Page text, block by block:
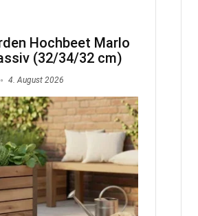
Hochbeet Marlo
(32/34/32 cm)
4. August 2026